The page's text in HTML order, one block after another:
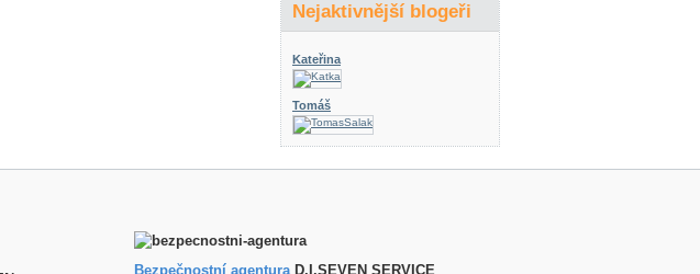
Nejaktivnější blogeři
Kateřina
Tomáš
Bezpečnostní agentura D.I.SEVEN SERVICE